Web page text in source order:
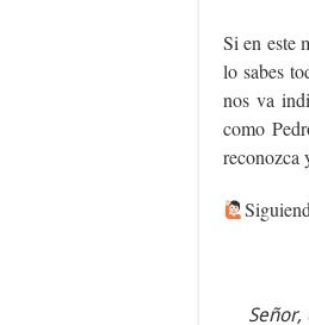
Si en este
lo sabes
nos va
como
reconozca